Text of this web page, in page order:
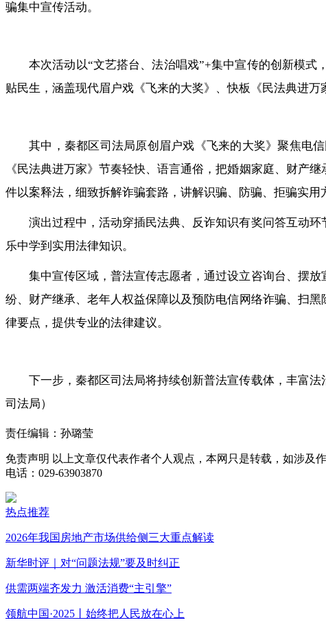
骗集中宣传活动。
本次活动以“文艺搭台、法治唱戏”+集中宣传的创新模
贴民生，涵盖现代眉户戏《飞来的大奖》、快板《民法典进
其中，秦都区司法局原创眉户戏《飞来的大奖》聚焦电
《民法典进万家》节奏轻快、语言通俗，把婚姻家庭、财产
件以案释法，细致拆解诈骗套路，讲解识骗、防骗、拒骗实
演出过程中，活动穿插民法典、反诈知识有奖问答互动
乐中学到实用法律知识。
集中宣传区域，普法宣传志愿者，通过设立咨询台、摆
纷、财产继承、老年人权益保障以及预防电信网络诈骗、扫
律要点，提供专业的法律建议。
下一步，秦都区司法局将持续创新普法宣传载体，丰富
司法局）
责任编辑：孙璐莹
免责声明 以上文章仅代表作者个人观点，本网只是转载，如涉及
电话：029-63903870
热点推荐
2026年我国房地产市场供给侧三大重点解读
新华时评｜对“问题法规”要及时纠正
供需两端齐发力 激活消费“主引擎”
领航中国·2025丨始终把人民放在心上